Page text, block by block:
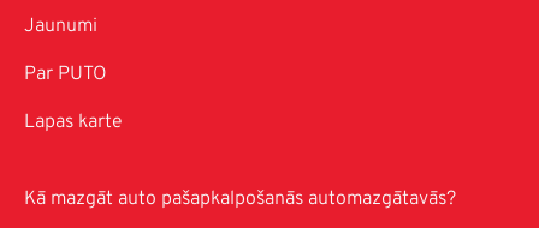
Jaunumi
Par PUTO
Lapas karte
Kā mazgāt auto pašapkalpošanās automazgātavās?